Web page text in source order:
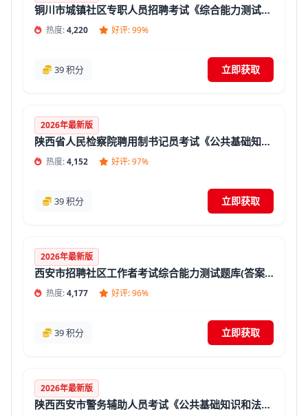
铜川市城镇社区专职人员招聘考试《综合能力测试》题库(答案解析)
热度:4,220 好评: 99%
39 积分 立即获取
2026年最新版
陕西省人民检察院聘用制书记员考试《公共基础知识》题库
热度:4,152 好评: 97%
39 积分 立即获取
2026年最新版
西安市招聘社区工作者考试综合能力测试题库(答案解析)
热度:4,177 好评: 96%
39 积分 立即获取
2026年最新版
陕西西安市警务辅助人员考试《公共基础知识和法律法规》题库